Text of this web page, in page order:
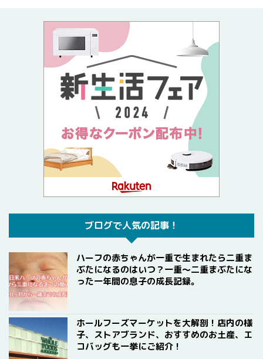
ブログで人気の記事！
ハーフの赤ちゃんが一重で生まれたら二重ま
ぶたになるのはいつ？一重〜二重まぶたにな
った一年間の息子の成長記録。
ホールフーズマーケットを大解剖！店内の様
子、ストアブランド、おすすめのお土産、エ
コバッグも一挙にご紹介！